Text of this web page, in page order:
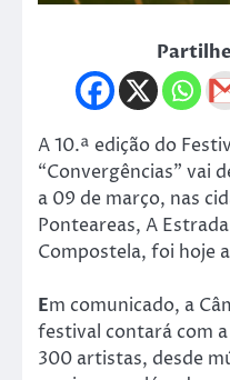
A 10.ª edição do
“Convergências” vai
a 09 de março, nas
Ponteareas, A
Compostela, foi hoje
Em comunicado, a
festival contará com
300 artistas, desde